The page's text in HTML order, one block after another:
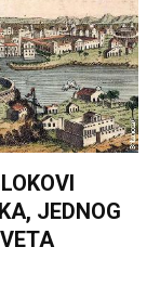
JEDNOG